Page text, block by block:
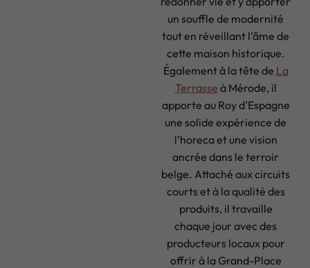
un souffle de modernité
tout en réveillant l’âme de
cette maison historique.
Également à la tête de La
Terrasse à Mérode, il
apporte au Roy d’Espagne
une solide expérience de
l’horeca et une vision
ancrée dans le terroir
belge. Attaché aux circuits
courts et à la qualité des
produits, il travaille
chaque jour avec des
producteurs locaux pour
offrir à la Grand-Place